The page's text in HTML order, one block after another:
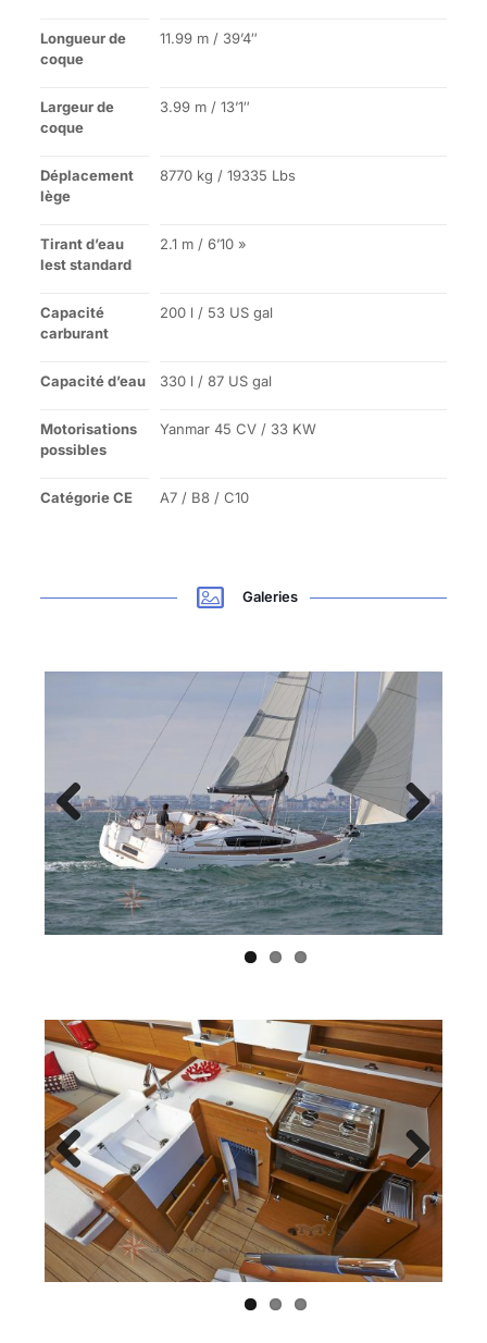
Longueur de
coque
11.99 m / 39’4″
Largeur de
coque
3.99 m / 13’1″
Déplacement
lège
8770 kg / 19335 Lbs
Tirant d’eau
lest standard
2.1 m / 6’10 »
Capacité
carburant
200 l / 53 US gal
Capacité d’eau 330 l / 87 US gal
Motorisations
possibles
Yanmar 45 CV / 33 KW
Catégorie CE A7 / B8 / C10
Galeries
Previous Next
Previous Next